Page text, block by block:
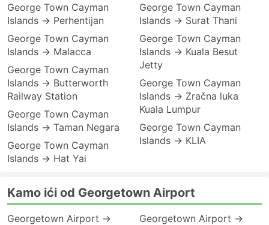
George Town Cayman
Islands → Perhentijan
George Town Cayman
Islands → Malacca
George Town Cayman
Islands → Butterworth
Railway Station
George Town Cayman
Islands → Taman Negara
George Town Cayman
Islands → Hat Yai
George Town Cayman
Islands → Surat Thani
George Town Cayman
Islands → Kuala Besut
Jetty
George Town Cayman
Islands → Zračna luka
Kuala Lumpur
George Town Cayman
Islands → KLIA
Kamo ići od Georgetown Airport
Georgetown Airport →
Georgetown Airport →